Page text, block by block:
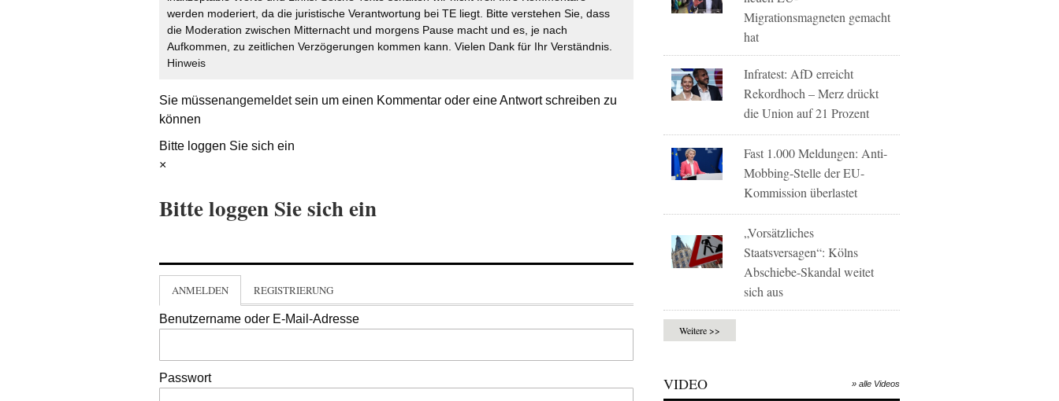
werden moderiert, da die juristische Verantwortung bei TE liegt. Bitte verstehen Sie, dass
die Moderation zwischen Mitternacht und morgens Pause macht und es, je nach
Aufkommen, zu zeitlichen Verzögerungen kommen kann. Vielen Dank für Ihr Verständnis.
Hinweis
Sie müssenangemeldetsein um einen Kommentar oder eine Antwort schreiben zu
können
Bitte loggen Sie sich ein
×
Bitte loggen Sie sich ein
ANMELDEN REGISTRIERUNG
Benutzername oder E-Mail-Adresse
Passwort
Migrationsmagneten gemacht
hat
Infratest: AfD erreicht
Rekordhoch – Merz drückt
die Union auf 21 Prozent
Fast 1.000 Meldungen: Anti-
Mobbing-Stelle der EU-
Kommission überlastet
„Vorsätzliches
Staatsversagen“: Kölns
Abschiebe-Skandal weitet
sich aus
Weitere >>
VIDEO » alle Videos